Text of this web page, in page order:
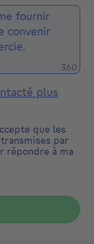
360
plus
que les
par
répondre à ma